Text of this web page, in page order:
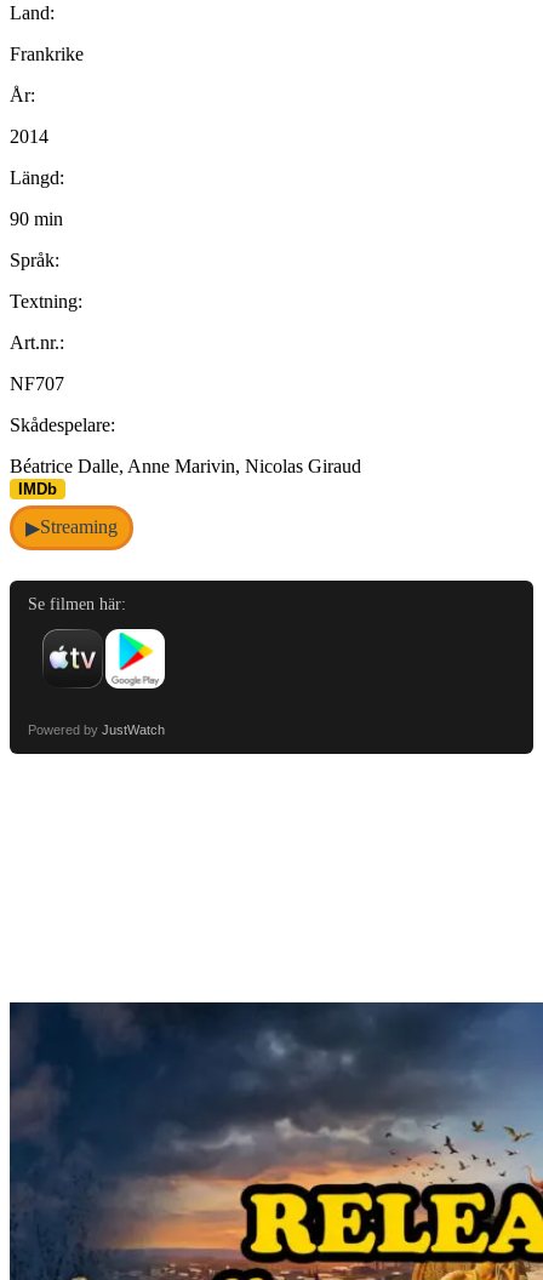
Land:
Frankrike
År:
2014
Längd:
90 min
Språk:
Textning:
Art.nr.:
NF707
Skådespelare:
Béatrice Dalle, Anne Marivin, Nicolas Giraud
IMDb
▶Streaming
Se filmen här:
Powered by JustWatch